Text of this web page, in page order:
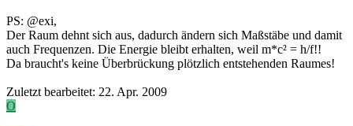
PS: @exi,
Der Raum dehnt sich aus, dadurch ändern sich Maßstäbe und damit
auch Frequenzen. Die Energie bleibt erhalten, weil m*c² = h/f!!
Da braucht's keine Überbrückung plötzlich entstehenden Raumes!
Zuletzt bearbeitet: 22. Apr. 2009
O